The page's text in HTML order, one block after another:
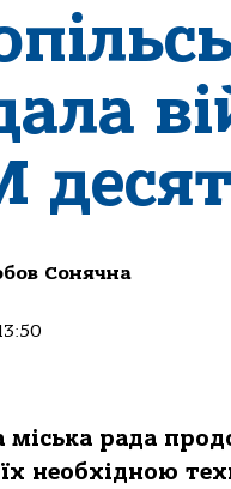
Сонячна
міська рада
необхідною